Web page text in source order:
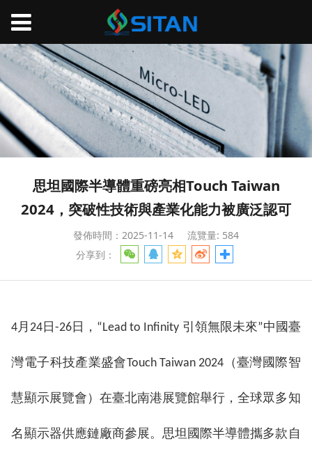
思坦國際半導體重磅亮相Touch Taiwan
2024，突破性技術與產業化能力被廣泛認可
發佈時間：2025-11-14
流覽量: 584
分享到：
4月24日-26日，“Lead to Infinity 引領無限未來”中國臺
灣電子科技產業盛會Touch Taiwan 2024（臺灣國際智
慧顯示展覽會）在臺北南港展覽館舉行，全球眾多知
名顯示器供應鏈廠商參展。思坦國際半導體攜多款自